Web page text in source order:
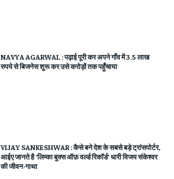
NAVYA AGARWAL : पढ़ाई पूरी कर अपने गॉंव में 3.5 लाख
रुपये से बिजनेस शुरू कर उसे करोड़ों तक पहुँचाया
VIJAY SANKESHWAR : कैसे बने देश के सबसे बड़े ट्रांसपोर्टर,
आईए जानते है ‘लिम्का बुक्स ऑफ़ वर्ल्ड रिकॉर्ड’ धारी विजय संकेश्वर
की जीवन-गाथा